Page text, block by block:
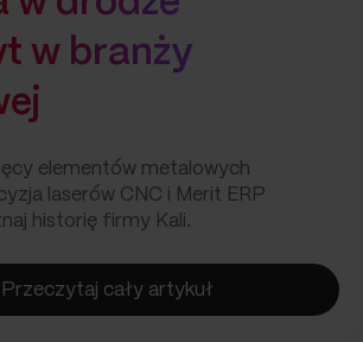
w branży
elementów metalowych
laserów CNC i Merit ERP
historię firmy Kali.
Przeczytaj cały artykuł
: